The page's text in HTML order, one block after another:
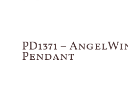
PD1371 –
Pendant